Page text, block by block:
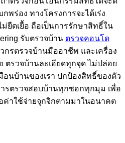
พร่อง ทางโครงการจะได้เร่ง
ม่ยืดเยื้อ ถือเป็นการรักษาสิทธิ์ใน
รับตรวจบ้าน ตรวจคอนโด
กรตรวจบ้านมืออาชีพ และเครื่อง
ตรวจบ้านละเอียดทุกจุด ไม่ปล่อย
นบ้านของเรา ปกป้องสิทธิ์ของตัว
รตรวจสอบบ้านทุกซอกทุกมุม เพื่อ
าใช้จ่ายจุกจิกตามมาในอนาคต